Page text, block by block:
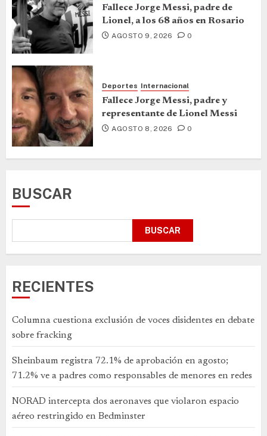
Fallece Jorge Messi, padre de
Lionel, a los 68 años en Rosario
AGOSTO 9, 2026 0
Deportes Internacional
Fallece Jorge Messi, padre y
representante de Lionel Messi
AGOSTO 8, 2026 0
BUSCAR
BUSCAR
RECIENTES
Columna cuestiona exclusión de voces disidentes en debate
sobre fracking
Sheinbaum registra 72.1% de aprobación en agosto;
71.2% ve a padres como responsables de menores en redes
NORAD intercepta dos aeronaves que violaron espacio
aéreo restringido en Bedminster